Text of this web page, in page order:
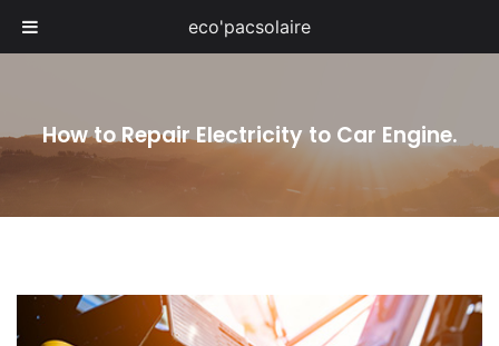
How to Repair Electricity to Car Engine.
eco'pacsolaire